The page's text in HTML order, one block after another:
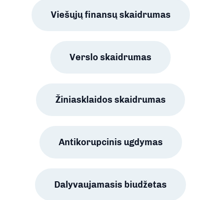
Viešųjų finansų skaidrumas
Verslo skaidrumas
Žiniasklaidos skaidrumas
Antikorupcinis ugdymas
Dalyvaujamasis biudžetas